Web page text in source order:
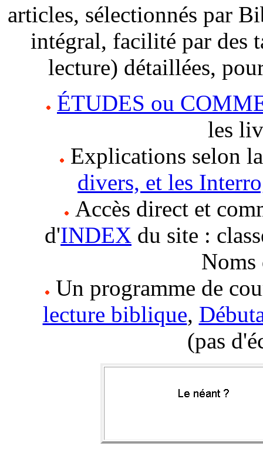
articles, sélectionnés par
intégral, facilité par des
lecture) détaillées,
ÉTUDES ou
les
Explications selon
divers, et les
Accès direct et
d'INDEX du site :
Noms
Un programme de
lecture biblique,
(pas